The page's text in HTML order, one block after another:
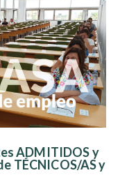
ADMITIDOS y
TÉCNICOS/AS y